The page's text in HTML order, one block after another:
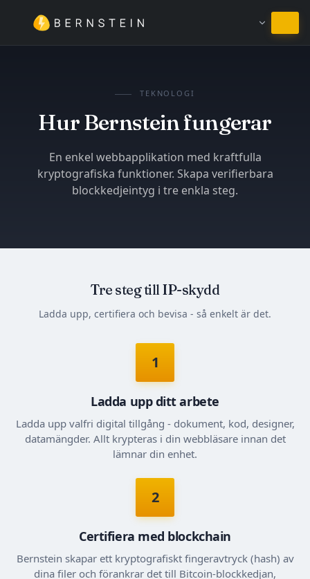
Stanna på Svenska
TEKNOLOGI
Hur Bernstein fungerar
En enkel webbapplikation med kraftfulla
kryptografiska funktioner. Skapa verifierbara
blockkedjeintyg i tre enkla steg.
Tre steg till IP-skydd
Ladda upp, certifiera och bevisa - så enkelt är det.
1
Ladda upp ditt arbete
Ladda upp valfri digital tillgång - dokument, kod, designer,
datamängder. Allt krypteras i din webbläsare innan det
lämnar din enhet.
2
Certifiera med blockchain
Bernstein skapar ett kryptografiskt fingeravtryck (hash) av
dina filer och förankrar det till Bitcoin-blockkedjan,